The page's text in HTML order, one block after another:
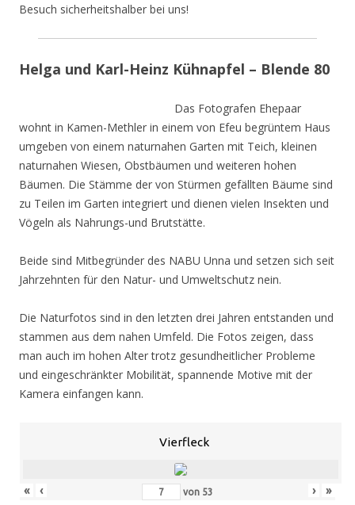
Besuch sicherheitshalber bei uns!
Helga und Karl-Heinz Kühnapfel – Blende 80
Das Fotografen Ehepaar
wohnt in Kamen-Methler in einem von Efeu begrüntem Haus
umgeben von einem naturnahen Garten mit Teich, kleinen
naturnahen Wiesen, Obstbäumen und weiteren hohen
Bäumen. Die Stämme der von Stürmen gefällten Bäume sind
zu Teilen im Garten integriert und dienen vielen Insekten und
Vögeln als Nahrungs-und Brutstätte.
Beide sind Mitbegründer des NABU Unna und setzen sich seit
Jahrzehnten für den Natur- und Umweltschutz nein.
Die Naturfotos sind in den letzten drei Jahren entstanden und
stammen aus dem nahen Umfeld. Die Fotos zeigen, dass
man auch im hohen Alter trotz gesundheitlicher Probleme
und eingeschränkter Mobilität, spannende Motive mit der
Kamera einfangen kann.
Vierfleck
« ‹ von 53 › »